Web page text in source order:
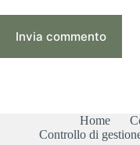
Invia commento
Home
Controllo di